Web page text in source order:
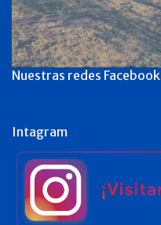
Nuestras redes Facebook
Intagram